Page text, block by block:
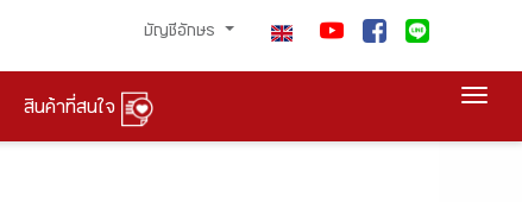
บัญชีอักษร
สินค้าที่สนใจ